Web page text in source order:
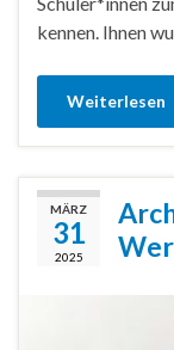
kennen. Ihnen
Weiterlesen
MÄRZ
31
2025